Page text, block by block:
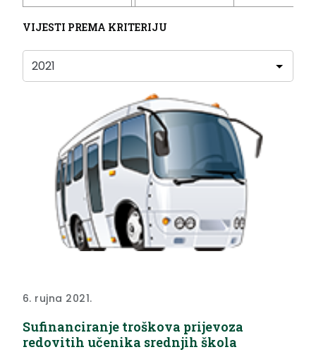
VIJESTI PREMA KRITERIJU
6. rujna 2021.
Sufinanciranje troškova prijevoza
redovitih učenika srednjih škola